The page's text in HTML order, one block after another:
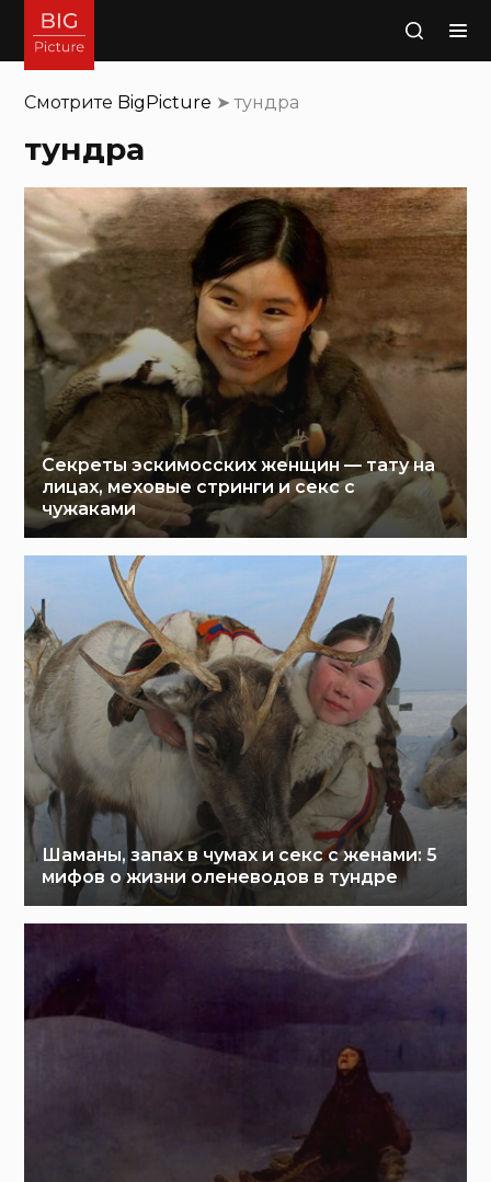
Поиск
Смотрите BigPicture ➤тундра
тундра
Секреты эскимосских женщин — тату на
лицах, меховые стринги и секс с
чужаками
Шаманы, запах в чумах и секс с женами: 5
мифов о жизни оленеводов в тундре